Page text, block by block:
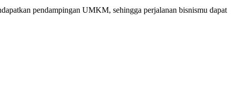
pendampingan UMKM, sehingga perjalanan bisnismu dapat